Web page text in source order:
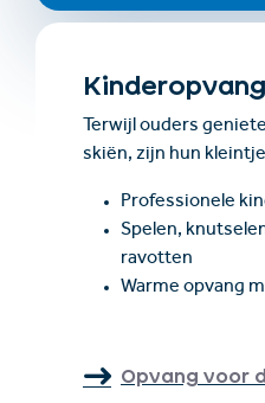
Kinderopvang
Terwijl ouders
skiën, zijn hun
Professionele
Spelen,
ravotten
Warme opvang
Opvang voor